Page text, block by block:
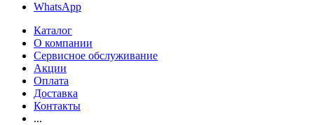
WhatsApp
Каталог
О компании
Сервисное обслуживание
Акции
Оплата
Доставка
Контакты
...